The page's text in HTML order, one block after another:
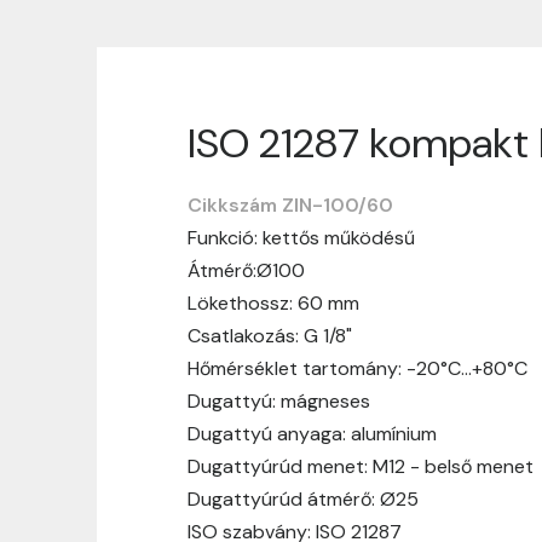
ISO 21287
Cikkszám ZIN-100/60
Funkció: kettős működésű
Átmérő:Ø100
Lökethossz: 60 mm
Csatlakozás: G 1/8"
Hőmérséklet tartomány: -20°C…+80°C
Dugattyú: mágneses
Dugattyú anyaga: alumínium
Dugattyúrúd menet: M12 - belső menet
Dugattyúrúd átmérő: Ø25
ISO szabvány: ISO 21287
Szállítási
Nagyon köszönjük, hogy
vásárlásotok gördülékenyen és
hosszabb ideig tart, előre
Szállítási díj:
A szállítási díj függ
megtekinthetitek, mielőtt a